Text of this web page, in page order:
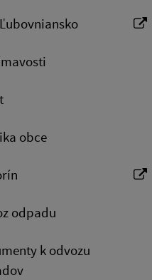
obce
odpadu
k odvozu